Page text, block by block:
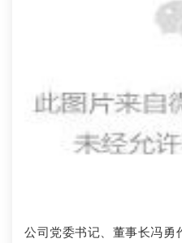
公司党委书记、董事长冯勇